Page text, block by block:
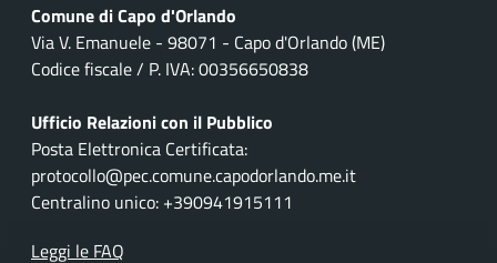
Comune di Capo d'Orlando
Via V. Emanuele - 98071 - Capo d'Orlando (ME)
Codice fiscale / P. IVA: 00356650838
Ufficio Relazioni con il Pubblico
Posta Elettronica Certificata:
protocollo@pec.comune.capodorlando.me.it
Centralino unico: +390941915111
Leggi le FAQ